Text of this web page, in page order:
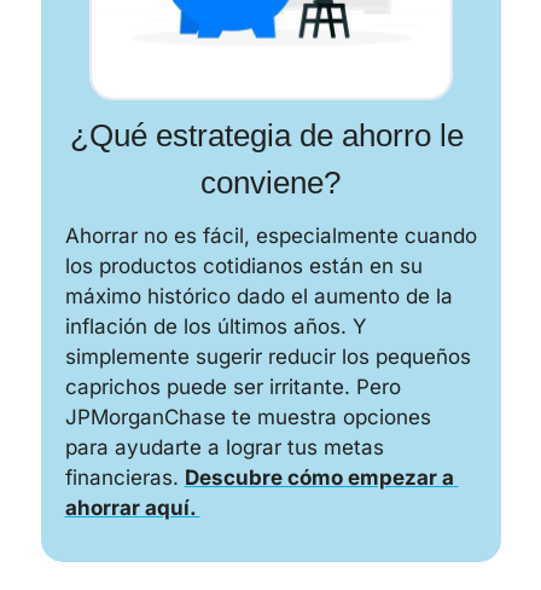
¿Qué estrategia de ahorro le
conviene?
Ahorrar no es fácil, especialmente cuando
los productos cotidianos están en su
máximo histórico dado el aumento de la
inflación de los últimos años. Y
simplemente sugerir reducir los pequeños
caprichos puede ser irritante. Pero
JPMorganChase te muestra opciones
para ayudarte a lograr tus metas
financieras. Descubre cómo empezar a
ahorrar aquí.